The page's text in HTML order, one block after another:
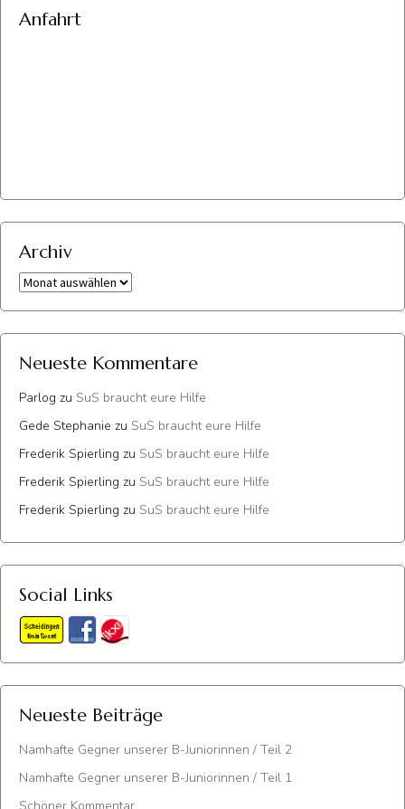
Anfahrt
Archiv
Archiv
Neueste Kommentare
Parlog zu SuS braucht eure Hilfe
Gede Stephanie zu SuS braucht eure Hilfe
Frederik Spierling zu SuS braucht eure Hilfe
Frederik Spierling zu SuS braucht eure Hilfe
Frederik Spierling zu SuS braucht eure Hilfe
Social Links
Neueste Beiträge
Namhafte Gegner unserer B-Juniorinnen / Teil 2
Namhafte Gegner unserer B-Juniorinnen / Teil 1